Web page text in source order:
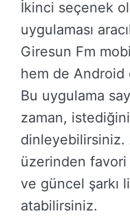
İkinci seçenek
uygulaması
Giresun Fm
hem de Android
Bu uygulama
zaman,
dinleyebilirsiniz.
üzerinden favori
ve güncel şarkı
atabilirsiniz.